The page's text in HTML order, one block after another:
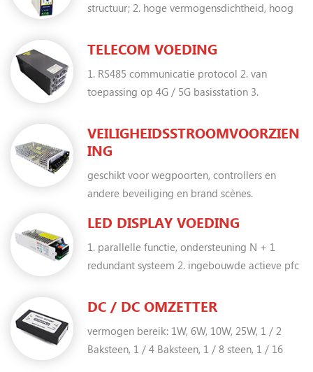
structuur; 2. hoge vermogensdichtheid, hoog
DG-75-X, DG-120-X, DG-240-X, DG-360-X,
SX, DG-30-SX, DG-60-SX, DG-U75SX, DG-
U120SX, DG-U240SX 4. N + 1 parallel functie;
TELECOM VOEDING
1. RS485 communicatie protocol 2. van
toepassing op 4G / 5G basisstation 3.
parallelle functie
VEILIGHEIDSSTROOMVOORZIEN
ING
geschikt voor wegpoorten, controllers en
andere beveiliging en brand scènes.
LED DISPLAY VOEDING
1. parallelle functie, ondersteuning N + 1
redundant systeem 2. ingebouwde actieve pfc
℃, ps kan normaal werken 5. PCB met
goedgekeurd 7. laag profiel, 30 mm
DC / DC OMZETTER
vermogen bereik: 1W, 6W, 10W, 25W, 1 / 2
Baksteen, 1 / 4 Baksteen, 1 / 8 steen, 1 / 16